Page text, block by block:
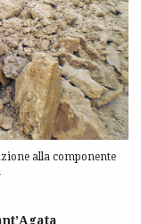
alla componente